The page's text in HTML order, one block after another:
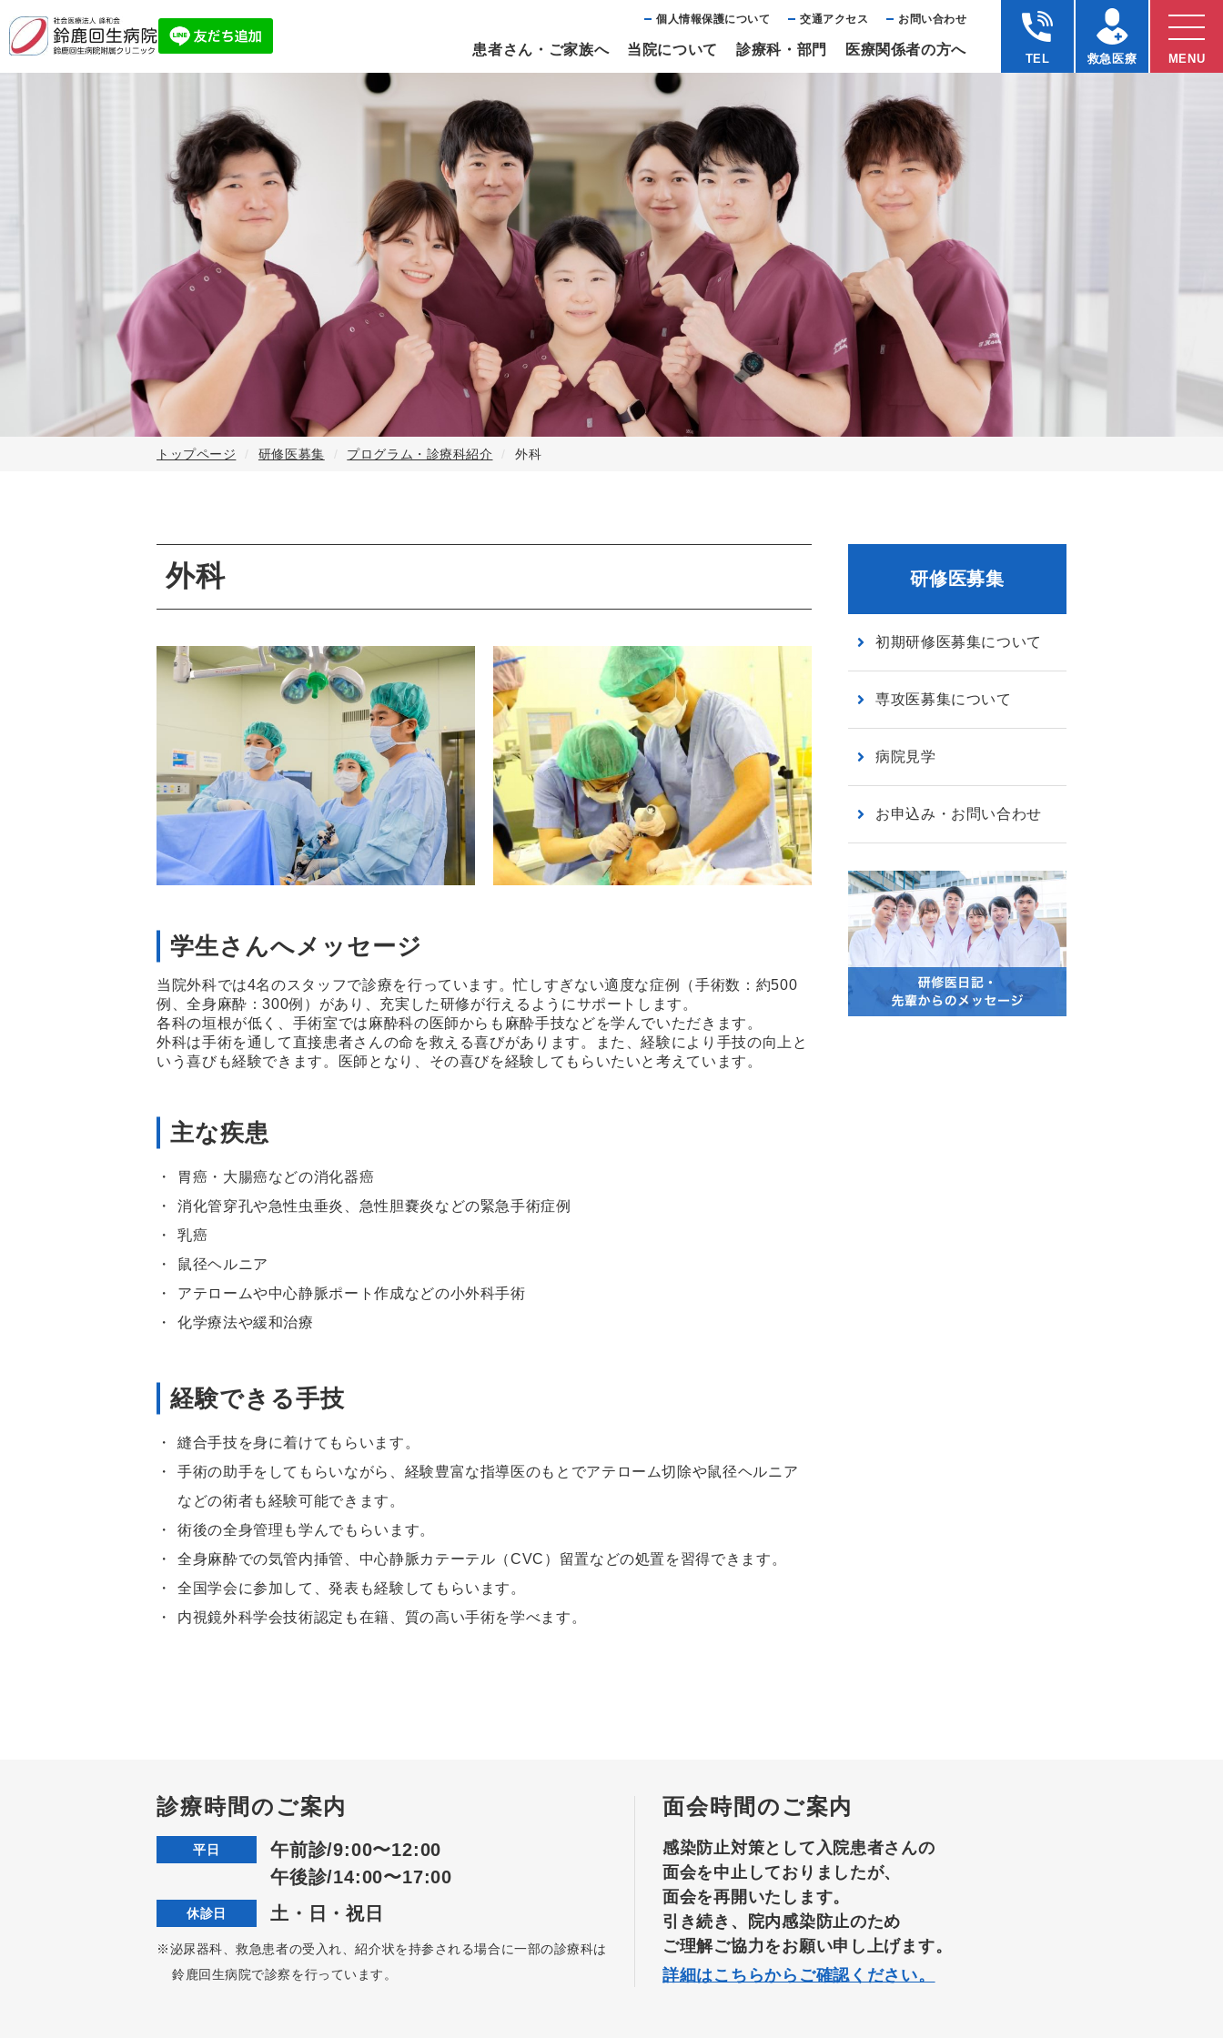
個⼈情報保護について 交通アクセス お問い合わせ
患者さん・ご家族へ 当院について 診療科・部⾨ 医療関係者の⽅へ
TEL 救急医療 MENU
トップページ 研修医募集 プログラム・診療科紹介 外科
外科
学生さんへメッセージ
当院外科では4名のスタッフで診療を行っています。忙しすぎない適度な症例（手術数：約500
例、全身麻酔：300例）があり、充実した研修が行えるようにサポートします。
各科の垣根が低く、手術室では麻酔科の医師からも麻酔手技などを学んでいただきます。
外科は手術を通して直接患者さんの命を救える喜びがあります。また、経験により手技の向上と
いう喜びも経験できます。医師となり、その喜びを経験してもらいたいと考えています。
主な疾患
胃癌・大腸癌などの消化器癌
消化管穿孔や急性虫垂炎、急性胆嚢炎などの緊急手術症例
乳癌
鼠径ヘルニア
アテロームや中心静脈ポート作成などの小外科手術
化学療法や緩和治療
経験できる手技
縫合手技を身に着けてもらいます。
手術の助手をしてもらいながら、経験豊富な指導医のもとでアテローム切除や鼠径ヘルニア
などの術者も経験可能できます。
術後の全身管理も学んでもらいます。
全身麻酔での気管内挿管、中心静脈カテーテル（CVC）留置などの処置を習得できます。
全国学会に参加して、発表も経験してもらいます。
内視鏡外科学会技術認定も在籍、質の高い手術を学べます。
研修医募集
初期研修医募集について
専攻医募集について
病院見学
お申込み・お問い合わせ
診療時間のご案内
平日
午前診/9:00〜12:00
午後診/14:00〜17:00
休診日 土・日・祝日
※泌尿器科、救急患者の受入れ、紹介状を持参される場合に一部の診療科は
鈴鹿回生病院で診察を行っています。
面会時間のご案内
感染防止対策として入院患者さんの
面会を中止しておりましたが、
面会を再開いたします。
引き続き、院内感染防止のため
ご理解ご協力をお願い申し上げます。
詳細はこちらからご確認ください。